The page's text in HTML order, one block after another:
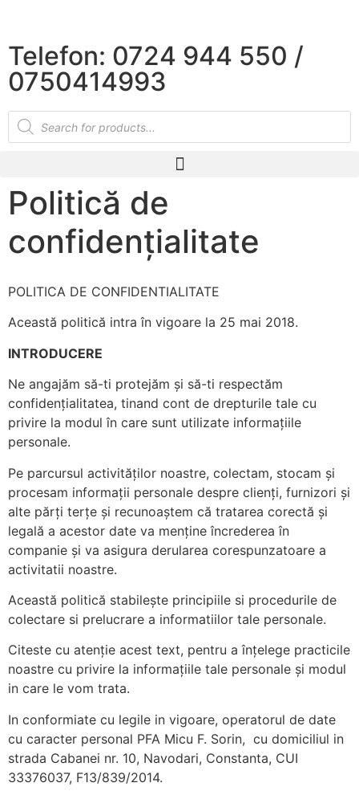
Telefon: 0724 944 550 /
0750414993
Politică de
confidențialitate
POLITICA DE CONFIDENTIALITATE
Această politică intra în vigoare la 25 mai 2018.
INTRODUCERE
Ne angajăm să-ti protejăm și să-ti respectăm
confidențialitatea, tinand cont de drepturile tale cu
privire la modul în care sunt utilizate informațiile
personale.
Pe parcursul activităților noastre, colectam, stocam și
procesam informații personale despre clienți, furnizori și
alte părți terțe și recunoaștem că tratarea corectă și
legală a acestor date va menține încrederea în
companie și va asigura derularea corespunzatoare a
activitatii noastre.
Această politică stabilește principiile si procedurile de
colectare si prelucrare a informatiilor tale personale.
Citeste cu atenție acest text, pentru a înțelege practicile
noastre cu privire la informațiile tale personale și modul
in care le vom trata.
In conformiate cu legile in vigoare, operatorul de date
cu caracter personal PFA Micu F. Sorin, cu domiciliul in
strada Cabanei nr. 10, Navodari, Constanta, CUI
33376037, F13/839/2014.
Necesar
cookie-uri
nu sunt
opționale.
necesare
pentru ca
site-ul web
să
funcționeze.